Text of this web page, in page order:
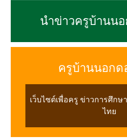
นำข่าวครูบ้านนอ
ครูบ้านนอกด
เว็บไซต์เพื่อครู ข่าวการศึกษ
ไทย